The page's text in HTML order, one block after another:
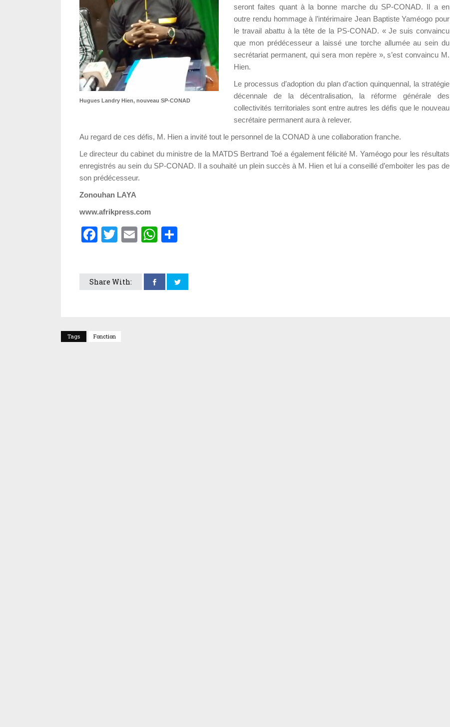
Hugues Landry Hien, nouveau SP-CONAD
seront faites quant à la bonne marche du SP-CONAD. Il a en
outre rendu hommage à l’intérimaire Jean Baptiste Yaméogo pour
le travail abattu à la tête de la PS-CONAD. « Je suis convaincu
que mon prédécesseur a laissé une torche allumée au sein du
secrétariat permanent, qui sera mon repère », s’est convaincu M.
Hien.
Le processus d’adoption du plan d’action quinquennal, la stratégie
décennale de la décentralisation, la réforme générale des
collectivités territoriales sont entre autres les défis que le nouveau
secrétaire permanent aura à relever.
Au regard de ces défis, M. Hien a invité tout le personnel de la CONAD à une collaboration franche.
Le directeur du cabinet du ministre de la MATDS Bertrand Toé a également félicité M. Yaméogo pour les résultats
enregistrés au sein du SP-CONAD. Il a souhaité un plein succès à M. Hien et lui a conseillé d’emboiter les pas de
son prédécesseur.
Zonouhan LAYA
www.afrikpress.com
Facebook
Twitter
EmailWhatsApp
Share With:
Tags Fonction